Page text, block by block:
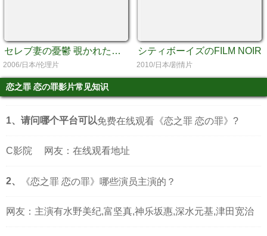
セレブ妻の憂鬱 覗かれた高級エステサロン
2006/日本/伦理片
シティボーイズのFILM NOIR
2010/日本/剧情片
恋之罪 恋の罪影片常见知识
1、请问哪个平台可以免费在线观看《恋之罪 恋の罪》?
C影院 网友：在线观看地址
2、 《恋之罪 恋の罪》哪些演员主演的？
网友：主演有水野美纪,富坚真,神乐坂惠,深水元基,津田宽治